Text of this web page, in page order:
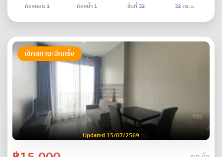
ห้องนอน 1 ห้องน้ำ 1 ชั้นที่32 32ตร.ม.
เช็คสถานะอีกครั้ง
Updated 15/07/2569